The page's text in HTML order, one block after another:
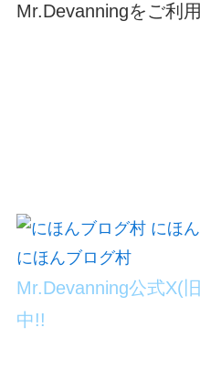
Mr.Devanningをご利
にほんブログ村
Mr.Devanning公式X(
中!!